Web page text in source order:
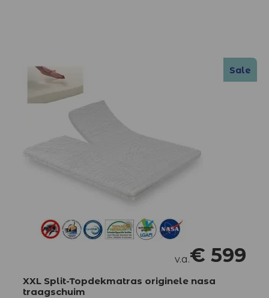
Sale
v.a.€ 599
XXL Split-Topdekmatras originele nasa
traagschuim